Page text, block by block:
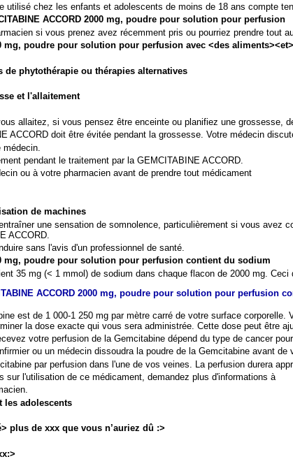
utilisé chez les enfants et adolescents de moins de 18 ans compte
ACCORD 2000 mg, poudre pour solution pour perfusion
si vous prenez avez récemment pris ou pourriez prendre tout
mg, poudre pour solution pour perfusion avec <des
de phytothérapie ou thérapies alternatives
et l'allaitement
allaitez, si vous pensez être enceinte ou planifiez une grossesse,
ACCORD doit être évitée pendant la grossesse. Votre médecin
pendant le traitement par la GEMCITABINE ACCORD.
ou à votre pharmacien avant de prendre tout médicament
de machines
une sensation de somnolence, particulièrement si vous
ACCORD.
sans l'avis d'un professionnel de santé.
mg, poudre pour solution pour perfusion contient du sodium
35 mg (< 1 mmol) de sodium dans chaque flacon de 2000 mg.
ACCORD 2000 mg, poudre pour solution pour perfusion
est de 1 000-1 250 mg par mètre carré de votre surface
la dose exacte qui vous sera administrée. Cette dose peut être
votre perfusion de la Gemcitabine dépend du type de cancer
ou un médecin dissoudra la poudre de la Gemcitabine avant
par perfusion dans l'une de vos veines. La perfusion durera
sur l'utilisation de ce médicament, demandez plus d'informations à
les adolescents
plus de xxx que vous n’auriez dû :>